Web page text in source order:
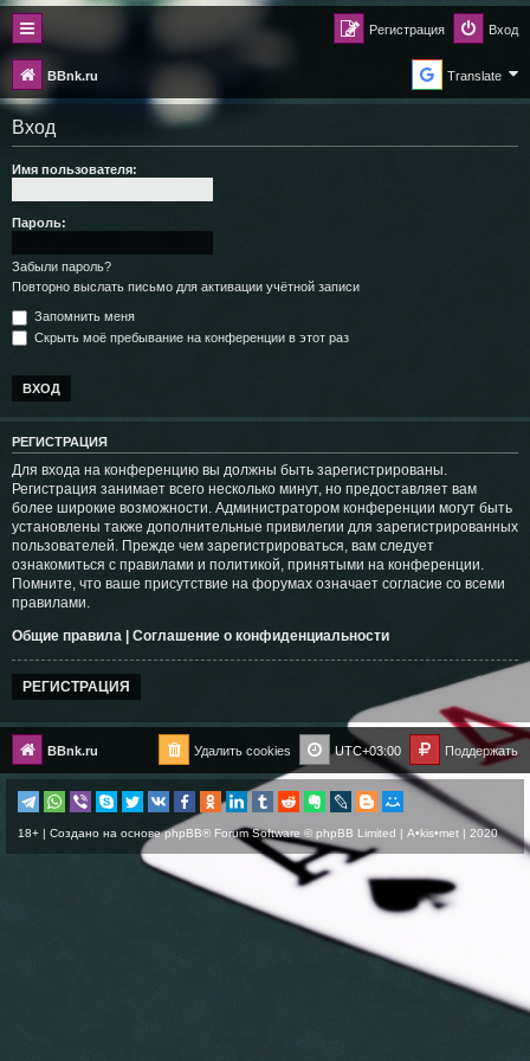
Вход
Регистрация
BBnk.ru Translate
Вход
Имя пользователя:
Пароль:
Забыли пароль?
Повторно выслать письмо для активации учётной записи
Запомнить меня
Скрыть моё пребывание на конференции в этот раз
РЕГИСТРАЦИЯ
Для входа на конференцию вы должны быть зарегистрированы.
Регистрация занимает всего несколько минут, но предоставляет вам
более широкие возможности. Администратором конференции могут быть
установлены также дополнительные привилегии для зарегистрированных
пользователей. Прежде чем зарегистрироваться, вам следует
ознакомиться с правилами и политикой, принятыми на конференции.
Помните, что ваше присутствие на форумах означает согласие со всеми
правилами.
Общие правила | Соглашение о конфиденциальности
РЕГИСТРАЦИЯ
BBnk.ru Поддержать
UTC+03:00
Удалить cookies
18+ | Создано на основеphpBB® Forum Software © phpBB Limited | A•kis•met | 2020